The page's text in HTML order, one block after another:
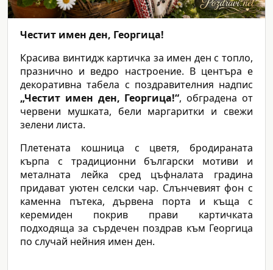
Честит имен ден, Георгица!
Красива винтидж картичка за имен ден с топло,
празнично и ведро настроение. В центъра е
декоративна табела с поздравителния надпис
„Честит имен ден, Георгица!“, обградена от
червени мушката, бели маргаритки и свежи
зелени листа.
Плетената кошница с цветя, бродираната
кърпа с традиционни български мотиви и
металната лейка сред цъфналата градина
придават уютен селски чар. Слънчевият фон с
каменна пътека, дървена порта и къща с
керемиден покрив прави картичката
подходяща за сърдечен поздрав към Георгица
по случай нейния имен ден.